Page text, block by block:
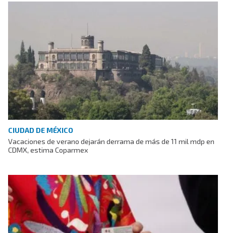
CIUDAD DE MÉXICO
Vacaciones de verano dejarán derrama de más de 11 mil mdp en
CDMX, estima Coparmex